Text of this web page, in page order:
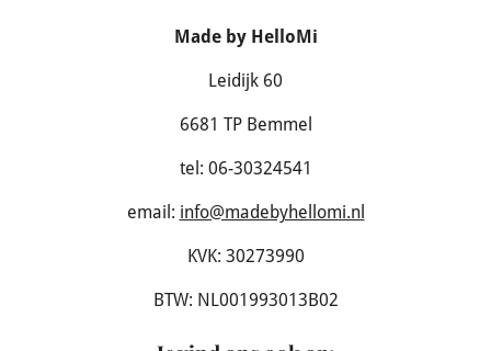
Made by HelloMi
Leidijk 60
6681 TP Bemmel
tel: 06-30324541
email: info@madebyhellomi.nl
KVK: 30273990
BTW: NL001993013B02